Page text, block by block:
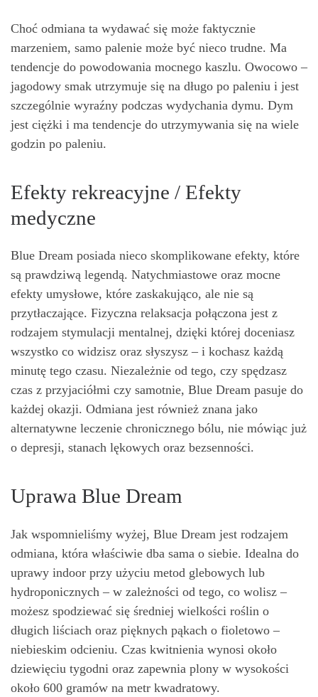
Choć odmiana ta wydawać się może faktycznie
marzeniem, samo palenie może być nieco trudne. Ma
tendencje do powodowania mocnego kaszlu. Owocowo –
jagodowy smak utrzymuje się na długo po paleniu i jest
szczególnie wyraźny podczas wydychania dymu. Dym
jest ciężki i ma tendencje do utrzymywania się na wiele
godzin po paleniu.
Efekty rekreacyjne / Efekty
medyczne
Blue Dream posiada nieco skomplikowane efekty, które
są prawdziwą legendą. Natychmiastowe oraz mocne
efekty umysłowe, które zaskakująco, ale nie są
przytłaczające. Fizyczna relaksacja połączona jest z
rodzajem stymulacji mentalnej, dzięki której doceniasz
wszystko co widzisz oraz słyszysz – i kochasz każdą
minutę tego czasu. Niezależnie od tego, czy spędzasz
czas z przyjaciółmi czy samotnie, Blue Dream pasuje do
każdej okazji. Odmiana jest również znana jako
alternatywne leczenie chronicznego bólu, nie mówiąc już
o depresji, stanach lękowych oraz bezsenności.
Uprawa Blue Dream
Jak wspomnieliśmy wyżej, Blue Dream jest rodzajem
odmiana, która właściwie dba sama o siebie. Idealna do
uprawy indoor przy użyciu metod glebowych lub
hydroponicznych – w zależności od tego, co wolisz –
możesz spodziewać się średniej wielkości roślin o
długich liściach oraz pięknych pąkach o fioletowo –
niebieskim odcieniu. Czas kwitnienia wynosi około
dziewięciu tygodni oraz zapewnia plony w wysokości
około 600 gramów na metr kwadratowy.